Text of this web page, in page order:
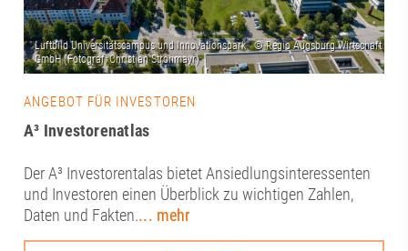
ANGEBOT FÜR INVESTOREN
A³ Investorenatlas
Der A³ Investorentalas bietet Ansiedlungsinteressenten
und Investoren einen Überblick zu wichtigen Zahlen,
Daten und Fakten.... mehr